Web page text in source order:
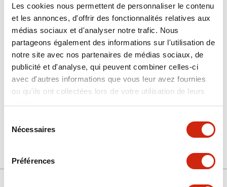
Les cookies nous permettent de personnaliser le contenu
et les annonces, d'offrir des fonctionnalités relatives aux
médias sociaux et d'analyser notre trafic. Nous
partageons également des informations sur l'utilisation de
notre site avec nos partenaires de médias sociaux, de
publicité et d'analyse, qui peuvent combiner celles-ci
avec d'autres informations que vous leur avez fournies
ou qu'ils ont collectées lors de votre utilisation de leurs
Nécessaires
Préférences
SLC-3A21-B-PK
Sélectionner la quantité